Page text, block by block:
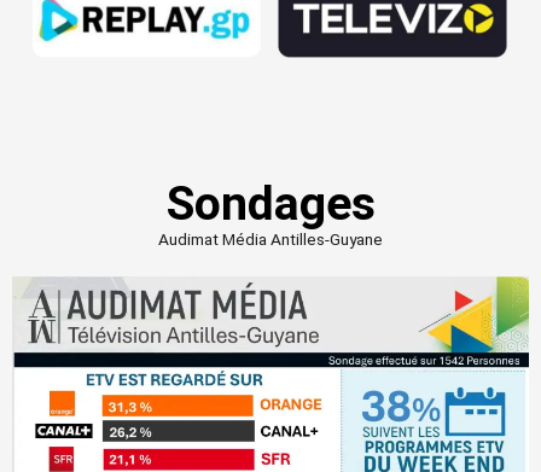
Sondages
Audimat Média Antilles-Guyane